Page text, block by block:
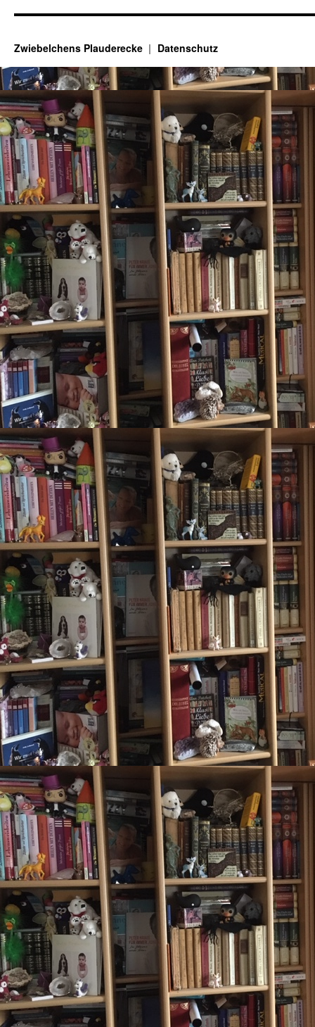
Zwiebelchens Plauderecke Datenschutz